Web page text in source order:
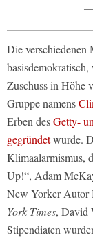
—
Die verschiedenen
Zuschuss in Höhe
Gruppe namens
Erben desGetty-
gegründetwurde.
Klimaalarmismus,
Up!“, Adam
New Yorker Autor
York Times, David
Stipendiaten